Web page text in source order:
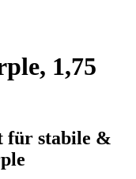
1,75
für stabile &